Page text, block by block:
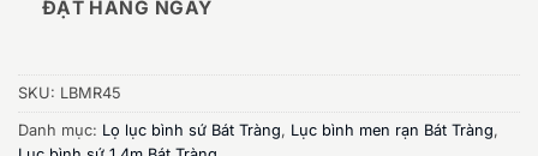
ĐẶT HÀNG NGAY
SKU: LBMR45
Danh mục: Lọ lục bình sứ Bát Tràng, Lục bình men rạn Bát Tràng,